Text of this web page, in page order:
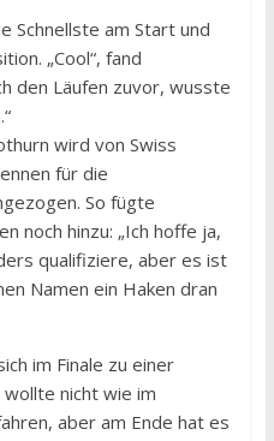
Schnellste am Start und
„Cool“, fand
den Läufen zuvor, wusste
wird von Swiss
für die
So fügte
noch hinzu: „Ich hoffe ja,
qualifiziere, aber es ist
Namen ein Haken dran
im Finale zu einer
nicht wie im
aber am Ende hat es